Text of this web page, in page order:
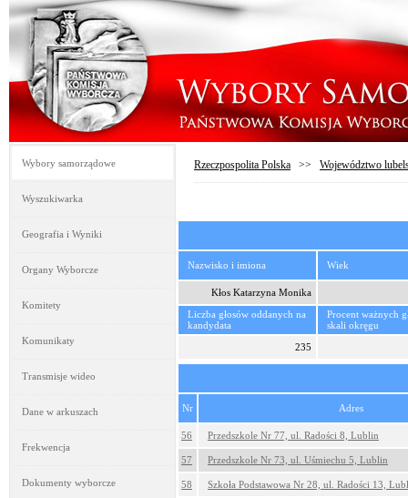
Wybory samorządowe
Wyszukiwarka
Geografia i Wyniki
Organy Wyborcze
Komitety
Komunikaty
Transmisje wideo
Dane w arkuszach
Frekwencja
Dokumenty wyborcze
Rzeczpospolita Polska >> Województwo
Nazwisko i imiona Wiek
Kłos Katarzyna Monika
Liczba głosów oddanych na
kandydata
Procent ważnych
skali okręgu
235
Nr Adres
56 Przedszkole Nr 77, ul. Radości 8, Lublin
57 Przedszkole Nr 73, ul. Uśmiechu 5, Lublin
58 Szkoła Podstawowa Nr 28, ul. Radości 13,